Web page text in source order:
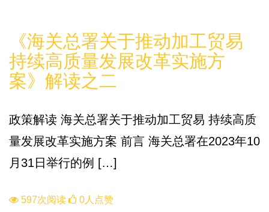
《海关总署关于推动加工贸易
持续高质量发展改革实施方
案》解读之二
政策解读 海关总署关于推动加工贸易 持续高质
量发展改革实施方案 前言 海关总署在2023年10
月31日举行的例 […]
597次阅读 0人点赞